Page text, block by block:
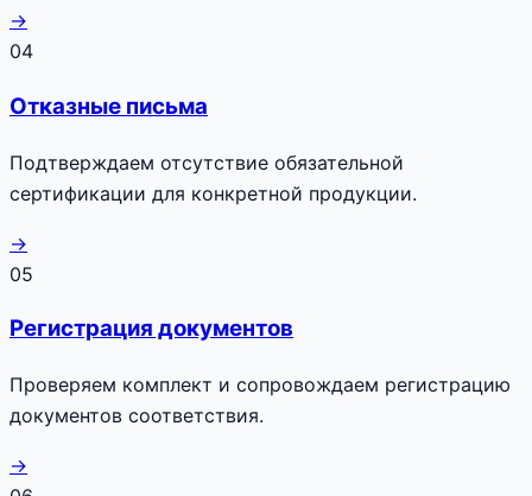
→
04
Отказные письма
Подтверждаем отсутствие обязательной
сертификации для конкретной продукции.
→
05
Регистрация документов
Проверяем комплект и сопровождаем регистрацию
документов соответствия.
→